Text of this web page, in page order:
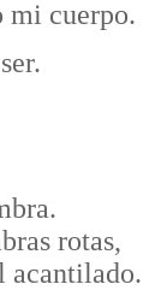
mi cuerpo.
rotas,
acantilado.